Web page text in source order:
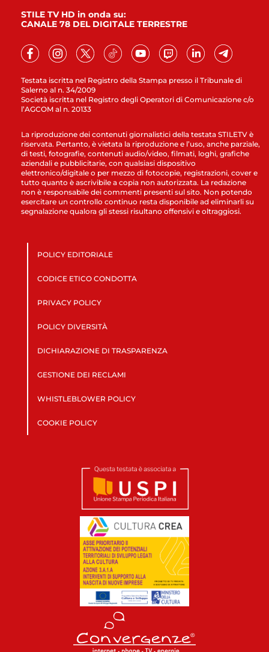
Testata iscritta nel Registro della Stampa presso il Tribunale di
Salerno al n. 34/2009
Società iscritta nel Registro degli Operatori di Comunicazione c/o
l’AGCOM al n. 20133
STILE TV HD in onda su:
CANALE 78 DEL DIGITALE TERRESTRE
La riproduzione dei contenuti giornalistici della testata STILETV è
riservata. Pertanto, è vietata la riproduzione e l’uso, anche parziale,
di testi, fotografie, contenuti audio/video, filmati, loghi, grafiche
aziendali e pubblicitarie, con qualsiasi dispositivo
elettronico/digitale o per mezzo di fotocopie, registrazioni, cover e
tutto quanto è ascrivibile a copia non autorizzata. La redazione
non è responsabile dei commenti presenti sul sito. Non potendo
esercitare un controllo continuo resta disponibile ad eliminarli su
segnalazione qualora gli stessi risultano offensivi e oltraggiosi.
POLICY EDITORIALE
CODICE ETICO CONDOTTA
PRIVACY POLICY
POLICY DIVERSITÀ
DICHIARAZIONE DI TRASPARENZA
GESTIONE DEI RECLAMI
WHISTLEBLOWER POLICY
COOKIE POLICY